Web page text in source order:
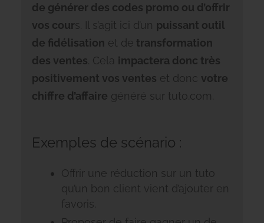
de générer des codes promo ou d’offrir
vos cours. Il s’agit ici d’un puissant outil
de fidélisation et de transformation
des ventes . Cela impactera donc très
positivement vos ventes et donc votre
chiffre d’affaire généré sur tuto.com.
Exemples de scénario :
Offrir une réduction sur un tuto
qu’un bon client vient d’ajouter en
favoris.